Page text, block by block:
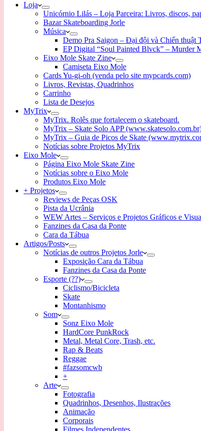
Loja
Unicórnio Lilás – Loja Parceira: Livros, discos,
Bazar Skateboarding Jorle
Música
Demo Pra Saigon – Đại đội và Chiến thuật
EP Digital “Soul Painted Blvck” – Murder
Eixo Mole Skate Zine
Camiseta Eixo Mole
Cards Yu-gi-oh (venda pelo site mypcards.com)
Livros, Revistas, Quadrinhos
Carrinho
Lista de Desejos
MyTrix
MyTrix. Rolês que fortalecem o skateboard.
MyTrix – Skate Solo APP
MyTrix – Guia de Picos de Skate
Notícias sobre Projetos MyTrix
Eixo Mole
Página Eixo Mole Skate Zine
Notícias sobre o Eixo Mole
Produtos Eixo Mole
+ Projetos
Reviews de Peças OSK
Pista da Ucrânia
WEW Artes – Serviços e Projetos Gráficos e
Fanzines da Casa da Ponte
Cara da Tábua
Artigos/Posts
Notícias de outros Projetos Jorle
Exposição Cara da Tábua
Fanzines da Casa da Ponte
Esporte (??)
Ciclismo/Bicicleta
Skate
Montanhismo
Som
Sonz Eixo Mole
HardCore PunkRock
Metal, Metal Core, Trash, etc.
Rap & Beats
Reggae
#fazsomcwb
+
Arte
Fotografia
Quadrinhos, Desenhos, Ilustrações
Animação
Corporais
Filmes Independentes